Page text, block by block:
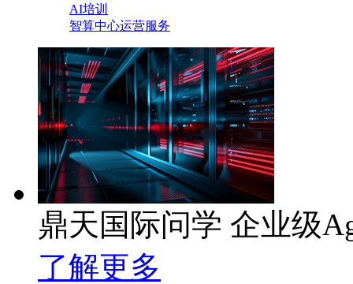
AI培训
智算中心运营服务
鼎天国际问学 企业级
了解更多